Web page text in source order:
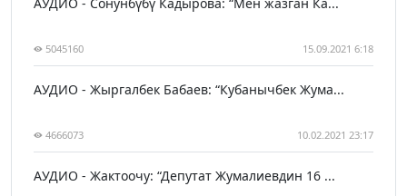
5045160 15.09.2021 6:18
АУДИО - Жыргалбек Бабаев: “Кубанычбек Жума...
4666073 10.02.2021 23:17
АУДИО - Жактоочу: “Депутат Жумалиевдин 16 ...